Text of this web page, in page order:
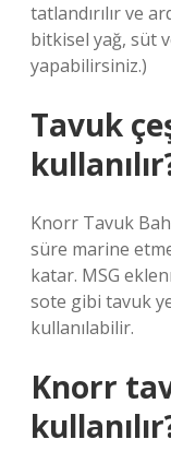
tatlandırılır ve
bitkisel yağ, süt
yapabilirsiniz.)
Tavuk
Knorr Tavuk
süre marine
katar. MSG
sote gibi tavuk
kullanılabilir.
Knorr